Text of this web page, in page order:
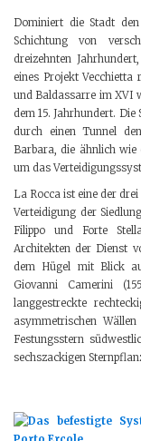
Dominiert die Stadt
Schichtung von
dreizehnten
eines Projekt
und Baldassarre im XVI
dem 15. Jahrhundert.
durch einen Tunnel
Barbara, die ähnlich wie
um das
La Rocca ist eine der
Verteidigung der
Filippo und Forte
Architekten der Dienst
dem Hügel mit Blick
Giovanni Camerini
langgestreckte
asymmetrischen
Festungsstern
sechszackigen